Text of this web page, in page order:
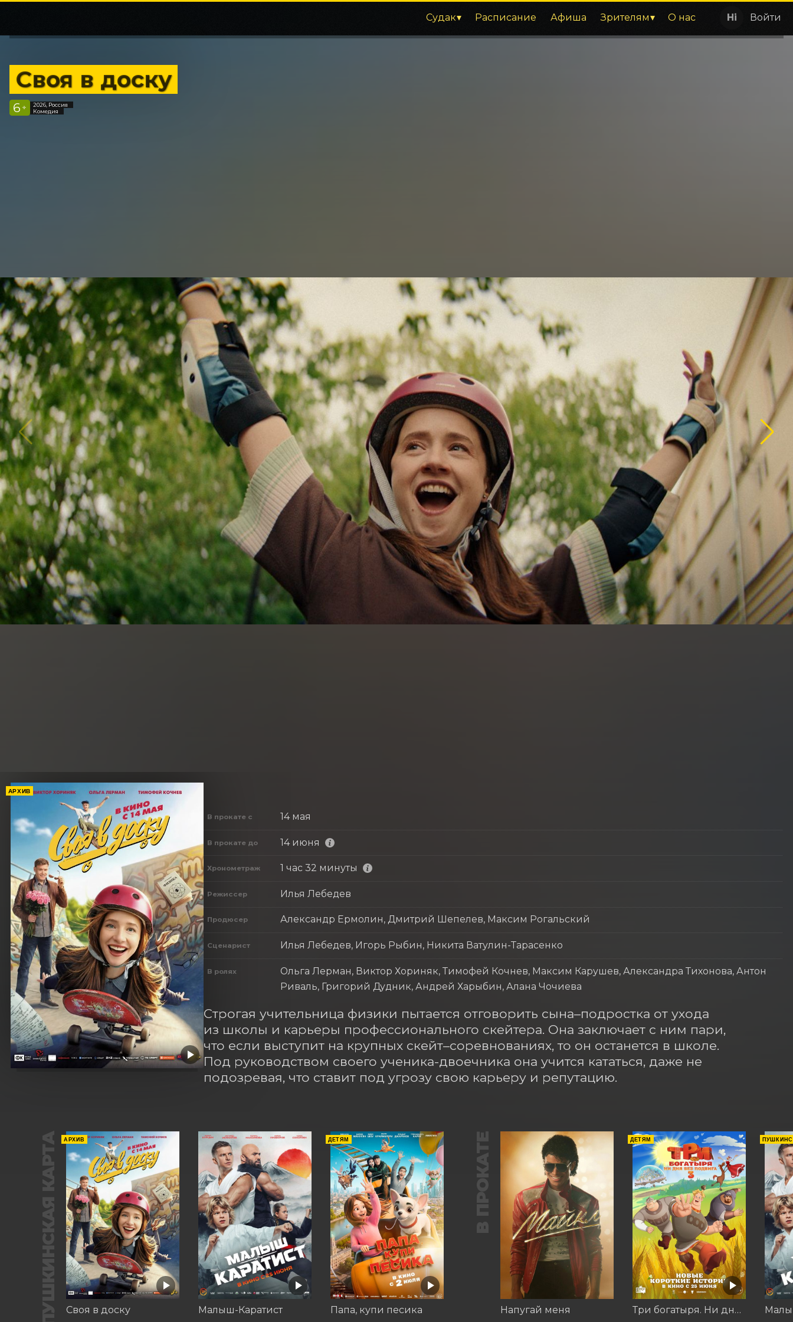
Судак Расписание Афиша Зрителям О нас Войти
Своя в доску
6 +
2026, Россия
Комедия
АРХИВ
В прокате с 14 мая
В прокате до 14 июня
Хронометраж 1 час 32 минуты
Режиссер Илья Лебедев
Продюсер Александр Ермолин, Дмитрий Шепелев, Максим Рогальский
Сценарист Илья Лебедев, Игорь Рыбин, Никита Ватулин-Тарасенко
В ролях
Ольга Лерман, Виктор Хориняк, Тимофей Кочнев, Максим Карушев, Александра Тихонова, Антон
Риваль, Григорий Дудник, Андрей Харыбин, Алана Чочиева
Строгая учительница физики пытается отговорить сына–подростка от ухода
из школы и карьеры профессионального скейтера. Она заключает с ним пари,
что если выступит на крупных скейт–соревнованиях, то он останется в школе.
Под руководством своего ученика-двоечника она учится кататься, даже не
подозревая, что ставит под угрозу свою карьеру и репутацию.
ПУШКИНСКАЯ КАРТА АРХИВ
Своя в доску Малыш-Каратист
ДЕТЯМ
Папа, купи песика
В ПРОКАТЕ
Напугай меня
ДЕТЯМ
Три богатыря. Ни дня без подвига 3